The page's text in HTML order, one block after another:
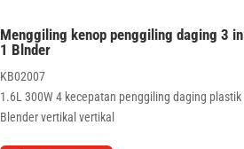
Menggiling kenop penggiling daging 3 in
1 Blnder
KB02007
1.6L 300W 4 kecepatan penggiling daging plastik
Blender vertikal vertikal